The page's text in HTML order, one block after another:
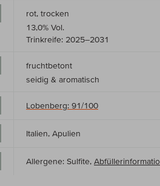
rot, trocken
13,0% Vol.
Trinkreife: 2025–2031
fruchtbetont
seidig & aromatisch
Lobenberg: 91/100
Italien, Apulien
Allergene: Sulfite,